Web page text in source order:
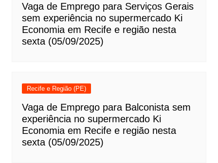
Vaga de Emprego para Serviços Gerais
sem experiência no supermercado Ki
Economia em Recife e região nesta
sexta (05/09/2025)
Recife e Região (PE)
Vaga de Emprego para Balconista sem
experiência no supermercado Ki
Economia em Recife e região nesta
sexta (05/09/2025)